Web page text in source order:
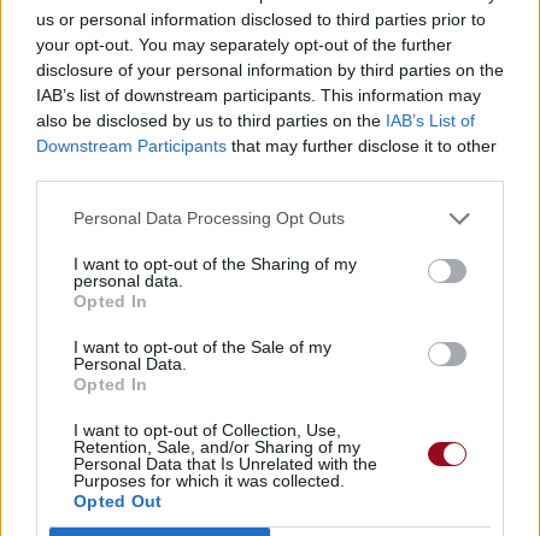
us or personal information disclosed to third parties prior to
your opt-out. You may separately opt-out of the further
disclosure of your personal information by third parties on the
IAB’s list of downstream participants. This information may
also be disclosed by us to third parties on the IAB’s List of
Downstream Participants that may further disclose it to other
Personal Data Processing Opt Outs
I want to opt-out of the Sharing of my
personal data.
Opted In
I want to opt-out of the Sale of my
Personal Data.
Opted In
I want to opt-out of Collection, Use,
Retention, Sale, and/or Sharing of my
Personal Data that Is Unrelated with the
Purposes for which it was collected.
Opted Out
Pour prolonger le plaisir musical :
Vous aimez chanter, apprenez la guitare chez
Télécharger légalement les MP3 sur
Télécharger légalement les MP3 ou trouver le CD sur
Trouver un instrument de musique ou une partition au
meilleur prix sur
Paroles + Traduction
Voir la vidéo de «Journey Of The
Magi»